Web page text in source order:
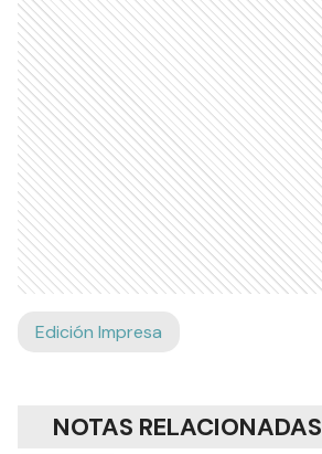
Edición Impresa
NOTAS RELACIONADAS